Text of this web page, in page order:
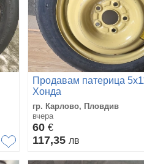
Продавам патерица
Хонда
гр. Карлово, Пловдив
вчера
60 €
117,35 лв